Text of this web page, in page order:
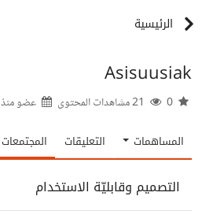
الرئيسية
Asisuusiak
عضو منذ
المساهمات التعليقات المجتمعات
التصميم وقابليّة الاستخدام